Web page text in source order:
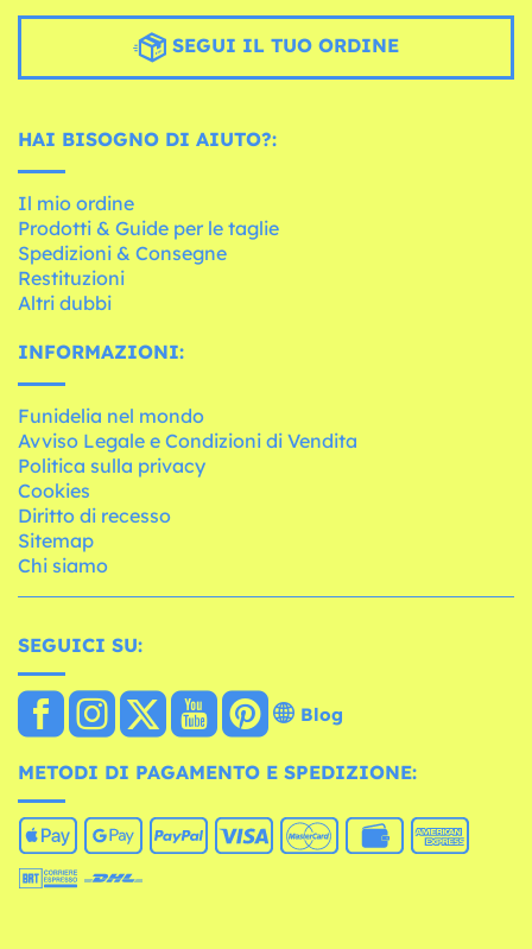
SEGUI IL TUO ORDINE
HAI BISOGNO DI AIUTO?:
Il mio ordine
Prodotti & Guide per le taglie
Spedizioni & Consegne
Restituzioni
Altri dubbi
INFORMAZIONI:
Funidelia nel mondo
Avviso Legale e Condizioni di Vendita
Politica sulla privacy
Cookies
Diritto di recesso
Sitemap
Chi siamo
SEGUICI SU:
Blog
METODI DI PAGAMENTO E SPEDIZIONE: